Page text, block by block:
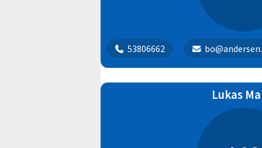
53806662
Lukas